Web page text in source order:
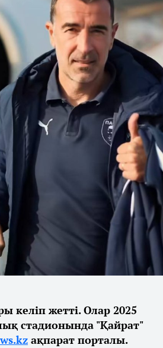
жетті. Олар 2025
стадионында "Қайрат"
ақпарат порталы.